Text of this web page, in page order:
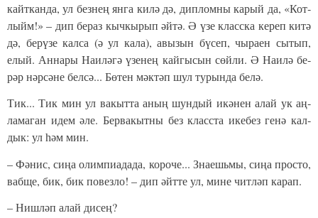
кайт­кан­да, ул без­нең ян­га ки­лә дә, дип­лом­ны ка­рый да, «Кот­
лыйм!» – дип бе­раз кыч­кы­рып әй­тә. Ә үзе класс­ка ке­реп ки­тә
дә, бе­рү­зе кал­са (ә ул ка­ла), авы­зын бү­сеп, чы­ра­ен сы­тып,
елый. Ан­на­ры На­и­лә­гә үзе­нең кай­гы­сын сөй­ли. Ә На­и­лә бе­
рәр нәр­сә­не бел­сә... Бө­тен мәк­тәп шул ту­рын­да бе­лә.
Тик... Тик мин ул ва­кыт­та аның шун­дый икә­нен алай ук аң­
ла­ма­ган идем әле. Бер­ва­кыт­ны без класс­та ике­без ге­нә кал­
дык: ул һәм мин.
– Фә­нис, си­ңа олим­пи­а­да­да, ко­ро­че... Зна­ешь­мы, си­ңа прос­то,
ваб­ще, бик, бик по­вез­ло! – дип әйт­те ул, ми­не чит­ләп ка­рап.
– Ниш­ләп алай ди­сең?